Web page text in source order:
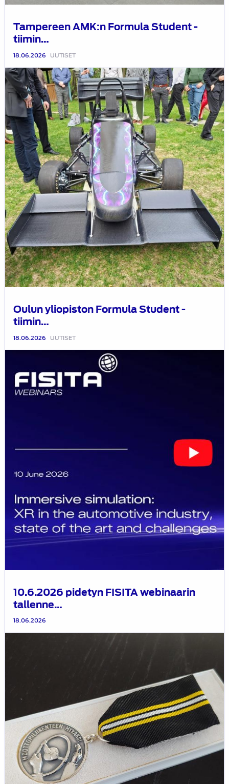
Tampereen AMK:n Formula Student -
tiimin…
18.06.2026 UUTISET
Oulun yliopiston Formula Student -
tiimin…
18.06.2026 UUTISET
Oulun
yliopiston
Formula
Student
-
tiimin
uusin
auto
on
julkaistu
10.6.2026 pidetyn FISITA webinaarin
tallenne…
18.06.2026
FISITA
webinaarin
jaettu